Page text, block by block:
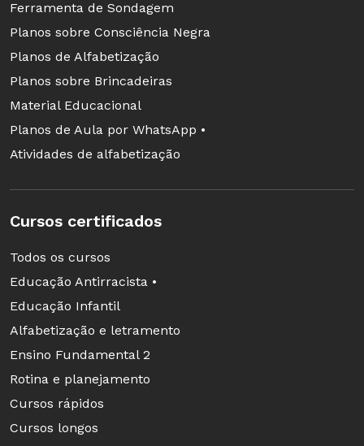
Ferramenta de Sondagem
Planos sobre Consciência Negra
Planos de Alfabetização
Planos sobre Brincadeiras
Material Educacional
Planos de Aula por WhatsApp •
Atividades de alfabetização
Cursos certificados
Todos os cursos
Educação Antirracista •
Educação Infantil
Alfabetização e letramento
Ensino Fundamental 2
Rotina e planejamento
Cursos rápidos
Cursos longos